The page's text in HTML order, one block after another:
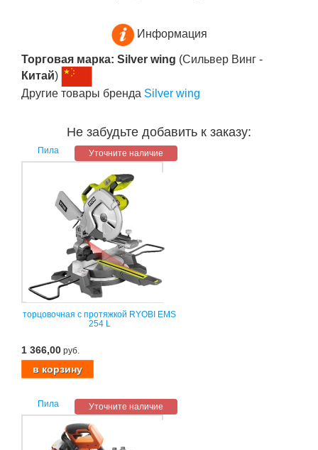
Информация
Торговая марка: Silver wing (Сильвер Винг -
Китай)
Другие товары бренда Silver wing
Не забудьте добавить к заказу:
Уточните наличие
Пила
торцовочная с протяжкой RYOBI EMS
254 L
1 366,00 руб.
Уточните наличие
Пила